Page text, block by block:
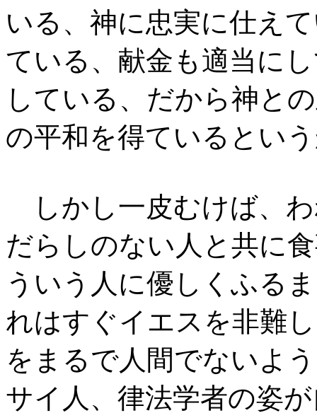
いる、神に忠実に仕え
ている、献金も適当に
している、だから神と
の平和を得ているとい
しかし一皮むけば、
だらしのない人と共に
ういう人に優しくふる
れはすぐイエスを非難
をまるで人間でないよ
サイ人、律法学者の姿